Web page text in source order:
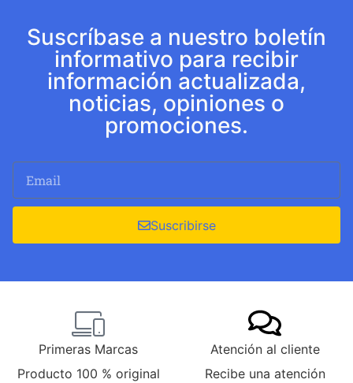
Suscríbase a nuestro boletín
informativo para recibir
información actualizada,
noticias, opiniones o
promociones.
Suscribirse
Primeras Marcas
Producto 100 % original
Atención al cliente
Recibe una atención